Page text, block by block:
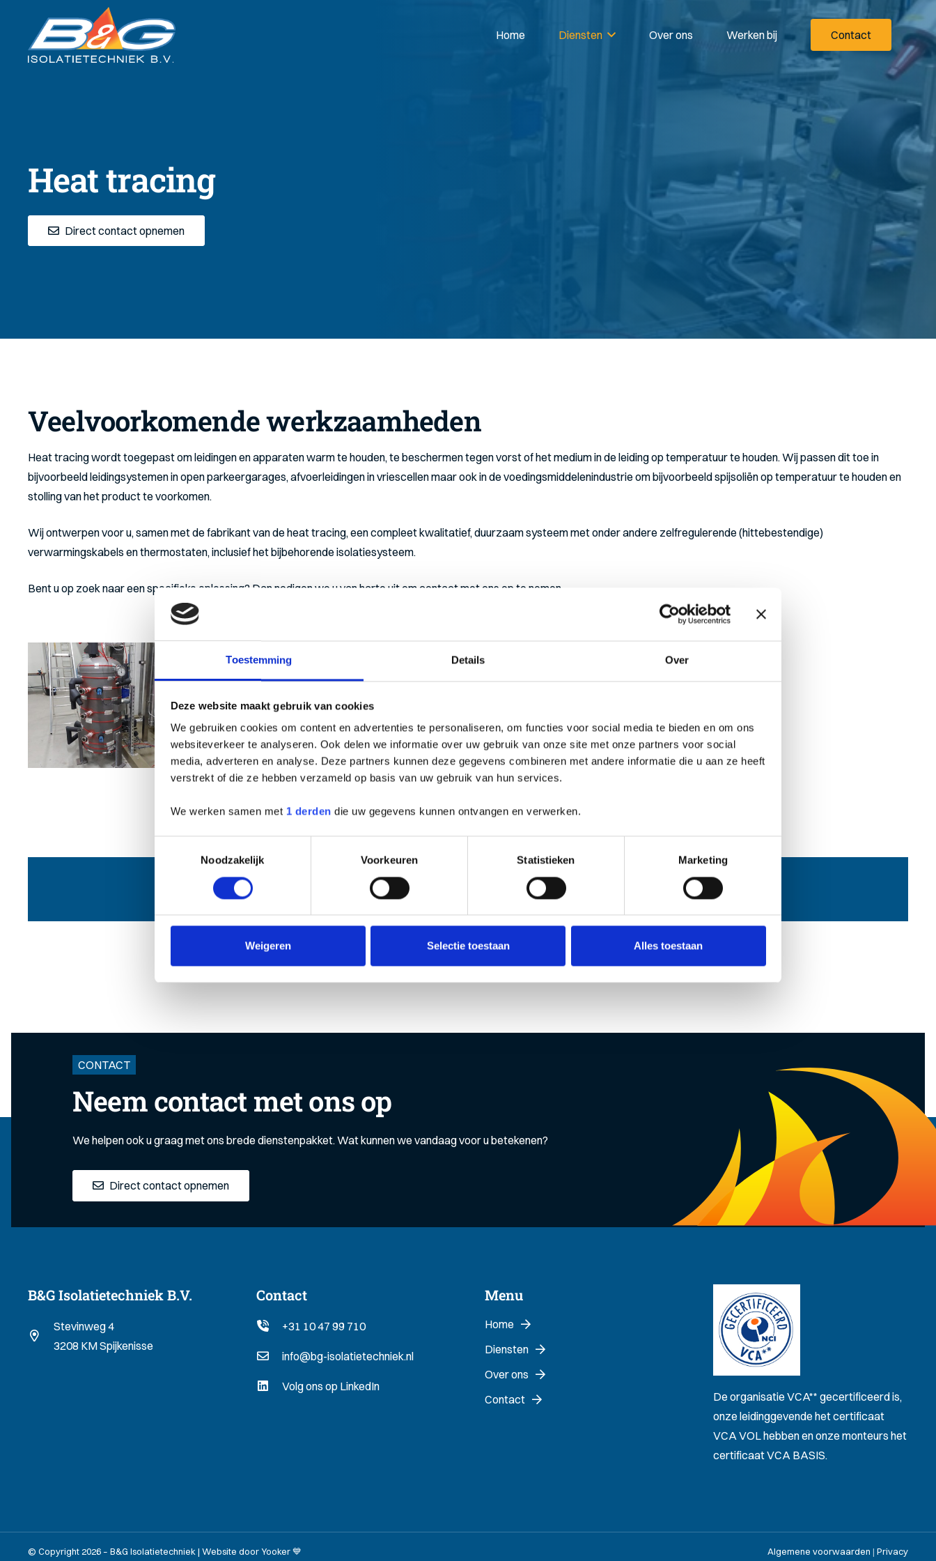
Toestemming Details Over
Deze website maakt gebruik van cookies
We gebruiken cookies om content en advertenties te personaliseren, om functies voor social media te bieden en om ons
websiteverkeer te analyseren. Ook delen we informatie over uw gebruik van onze site met onze partners voor social
media, adverteren en analyse. Deze partners kunnen deze gegevens combineren met andere informatie die u aan ze heeft
verstrekt of die ze hebben verzameld op basis van uw gebruik van hun services.
We werken samen met 1 derden die uw gegevens kunnen ontvangen en verwerken.
Noodzakelijk
Voorkeuren Statistieken Marketing
Weigeren Selectie toestaan Alles toestaan
Home Diensten Over ons Werken bij Contact
Heat tracing
Direct contact opnemen
Veelvoorkomende werkzaamheden
Heat tracing wordt toegepast om leidingen en apparaten warm te houden, te beschermen tegen vorst of het medium in de leiding op temperatuur te houden. Wij passen dit toe in
bijvoorbeeld leidingsystemen in open parkeergarages, afvoerleidingen in vriescellen maar ook in de voedingsmiddelenindustrie om bijvoorbeeld spijsoliën op temperatuur te houden en
stolling van het product te voorkomen.
Wij ontwerpen voor u, samen met de fabrikant van de heat tracing, een compleet kwalitatief, duurzaam systeem met onder andere zelfregulerende (hittebestendige)
verwarmingskabels en thermostaten, inclusief het bijbehorende isolatiesysteem.
Bent u op zoek naar een specifieke oplossing? Dan nodigen we u van harte uit om contact met ons op te nemen.
Geen resultaten gevonden.
CONTACT
Neem contact met ons op
We helpen ook u graag met ons brede dienstenpakket. Wat kunnen we vandaag voor u betekenen?
Direct contact opnemen
B&G Isolatietechniek B.V.
Stevinweg 4
3208 KM Spijkenisse
Contact
+31 10 47 99 710
info@bg-isolatietechniek.nl
Volg ons op LinkedIn
Menu
Home
Diensten
Over ons
Contact
De organisatie VCA** gecertificeerd is,
onze leidinggevende het certificaat
VCA VOL hebben en onze monteurs het
certificaat VCA BASIS.
© Copyright 2026 – B&G Isolatietechniek | Website door Yooker 💙 Algemene voorwaarden | Privacy